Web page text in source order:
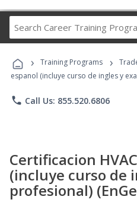
Career
› Training Programs ›
espanol (incluye curso de ingles y
phone Call Us: 855.520.6806
Certificacion
(incluye curso de
profesional)